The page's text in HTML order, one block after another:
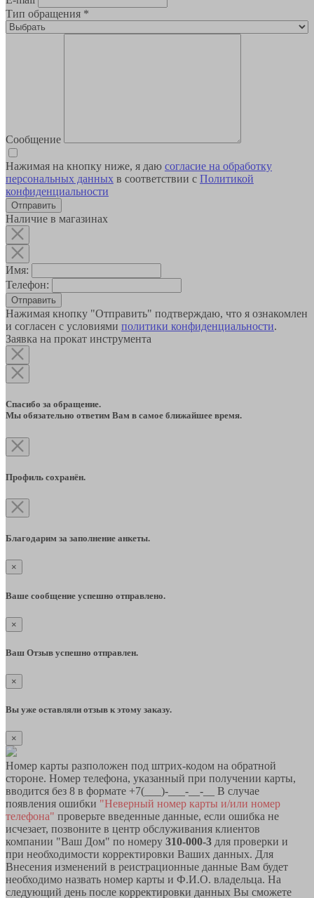
Тип обращения *
Сообщение
Нажимая на кнопку ниже, я даю согласие на обработку
персональных данных в соответствии с Политикой
конфиденциальности
Наличие в магазинах
Имя:
Телефон:
Отправить
Нажимая кнопку "Отправить" подтверждаю, что я ознакомлен
и согласен с условиями политики конфиденциальности.
Заявка на прокат инструмента
Спасибо за обращение.
Мы обязательно ответим Вам в самое ближайшее время.
Профиль сохранён.
Благодарим за заполнение анкеты.
×
Ваше сообщение успешно отправлено.
×
Ваш Отзыв успешно отправлен.
×
Вы уже оставляли отзыв к этому заказу.
×
Номер карты разположен под штрих-кодом на обратной
стороне. Номер телефона, указанный при получении карты,
вводится без 8 в формате +7(___)-___-__-__ В случае
появления ошибки "Неверный номер карты и/или номер
телефона" проверьте введенные данные, если ошибка не
исчезает, позвоните в центр обслуживания клиентов
компании "Ваш Дом" по номеру 310-000-3 для проверки и
при необходимости корректировки Ваших данных. Для
Внесения изменений в реистрационные данные Вам будет
необходимо назвать номер карты и Ф.И.О. владельца. На
следующий день после корректировки данных Вы сможете